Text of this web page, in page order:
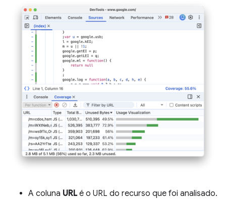
A coluna URLé o URL do recurso que foi analisado.